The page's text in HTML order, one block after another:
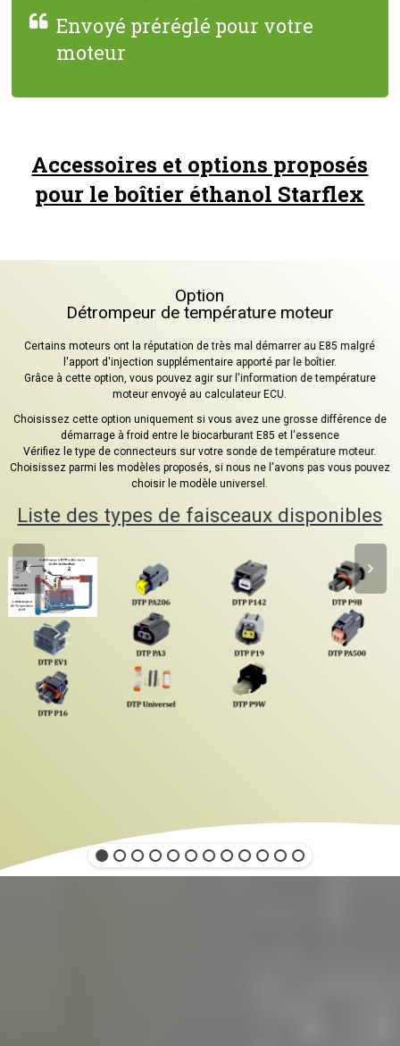
Envoyé préréglé pour votre
moteur
Accessoires et options proposés
pour le boîtier éthanol Starflex
Option
Détrompeur de température moteur
Certains moteurs ont la réputation de très mal démarrer au E85 malgré
l'apport d'injection supplémentaire apporté par le boîtier.
Grâce à cette option, vous pouvez agir sur l'information de température
moteur envoyé au calculateur ECU.
Choisissez cette option uniquement si vous avez une grosse différence de
démarrage à froid entre le biocarburant E85 et l'essence
Vérifiez le type de connecteurs sur votre sonde de température moteur.
Choisissez parmi les modèles proposés, si nous ne l'avons pas vous pouvez
choisir le modèle universel.
Liste des types de faisceaux disponibles